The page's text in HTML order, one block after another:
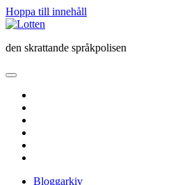
Hoppa till innehåll
Lotten
den skrattande språkpolisen
öppna
meny
Bloggarkiv